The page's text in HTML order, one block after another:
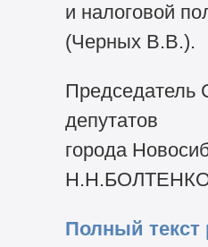
и налоговой
(Черных В.В.).
Председатель
депутатов
города
Полный текст